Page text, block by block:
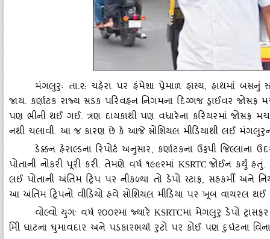
મંગલુરુઃ તા.૨: ચહેરા પર હંમેશા પ્રેમાળ હાસ્‍ય, હાથમાં બસનું
જાય. કર્ણાટક રાજ્‍ય સડક પરિવહન નિગમના દિગ્‍ગજ ડ્રાઈવર જોસફ
પણ ભીની થઈ ગઈ. ત્રણ દાયકાથી પણ વધારેના કરિયરમાં જોસફ
નથી ચલાવી. આ જ કારણ છે કે આજે સોશિયલ મીડિયાથી લઈ
ડેક્કન હેરાલ્‍ડના રિપોર્ટ અનુસાર, કર્ણાટકના ઉડ્ડપી જિલ્‍લાના
પોતાની નોકરી પૂરી કરી. તેમણે વર્ષ ૧૯૯૨માં KSRTCજોઈન કર્યું
લઈ પોતાની અંતિમ ટ્રિપ પર નીકળ્‍યા તો ડેપો સ્‍ટાફ, સહકર્મી અને
આ અંતિમ ટ્રિપનો વીડિયો હવે સોશિયલ મીડિયા પર ખૂબ વાયરલ થઈ
વોલ્‍વો યુગઃ વર્ષ ૨૦૦૨માં જ્‍યારેKSRTCમાં મેંગલુરુ ડેપો
મિી ઘાટના ઘુમાવદાર અને પડકારભર્યા રુટો પર કોઈ પણ દુર્ઘટના